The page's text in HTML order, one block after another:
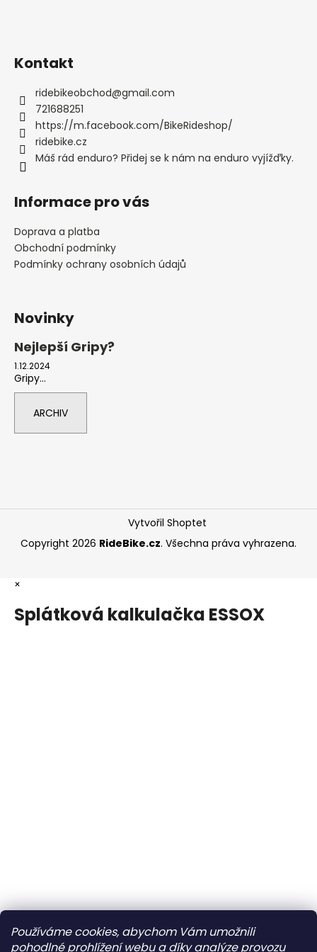
Používáme cookies, abychom Vám umožnili
pohodlné prohlížení webu a díky analýze provozu
Kontakt
ridebikeobchod@gmail.com
721688251
https://m.facebook.com/BikeRideshop/
ridebike.cz
Máš rád enduro? Přidej se k nám na enduro vyjížďky.
Informace pro vás
Doprava a platba
Obchodní podmínky
Podmínky ochrany osobních údajů
Novinky
Nejlepší Gripy?
1.12.2024
Gripy...
ARCHIV
Vytvořil Shoptet
Copyright 2026 RideBike.cz. Všechna práva vyhrazena.
×
Splátková kalkulačka ESSOX